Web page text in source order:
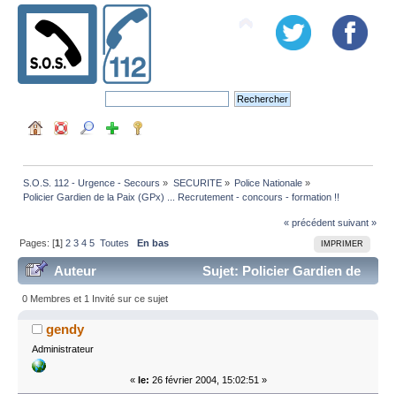
S.O.S. 112 - Urgence - Secours » SECURITE» Police Nationale»
Policier Gardien de la Paix (GPx) ... Recrutement - concours - formation !!
« précédent suivant »
IMPRIMER
Pages: [1]2 3 4 5 Toutes En bas
Auteur
Sujet: Policier Gardien de
la Paix (GPx) ... Recrutement - concours - formation !!
(Lu 220304 fois)
0 Membres et 1 Invité sur ce sujet
gendy
Administrateur
« le: 26 février 2004, 15:02:51 »